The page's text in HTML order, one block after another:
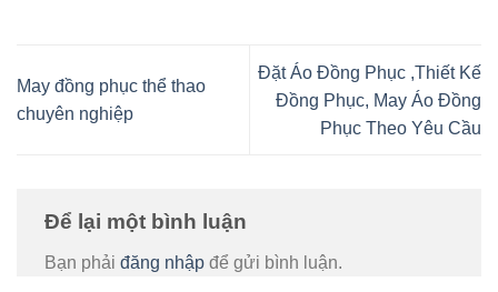
May đồng phục thể thao
chuyên nghiệp
Đặt Áo Đồng Phục ,Thiết Kế
Đồng Phục, May Áo Đồng
Phục Theo Yêu Cầu
Để lại một bình luận
Bạn phải đăng nhập để gửi bình luận.